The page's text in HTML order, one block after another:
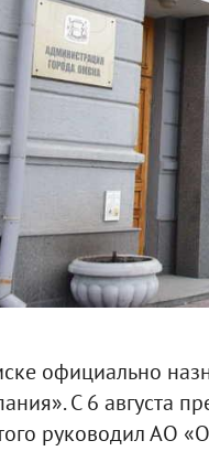
официально
С 6 августа
руководил АО